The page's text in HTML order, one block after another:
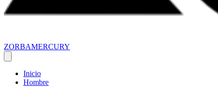
ZORBAMERCURY
Inicio
Hombre